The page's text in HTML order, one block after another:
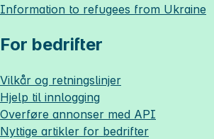
Information to refugees from Ukraine
For bedrifter
Vilkår og retningslinjer
Hjelp til innlogging
Overføre annonser med API
Nyttige artikler for bedrifter